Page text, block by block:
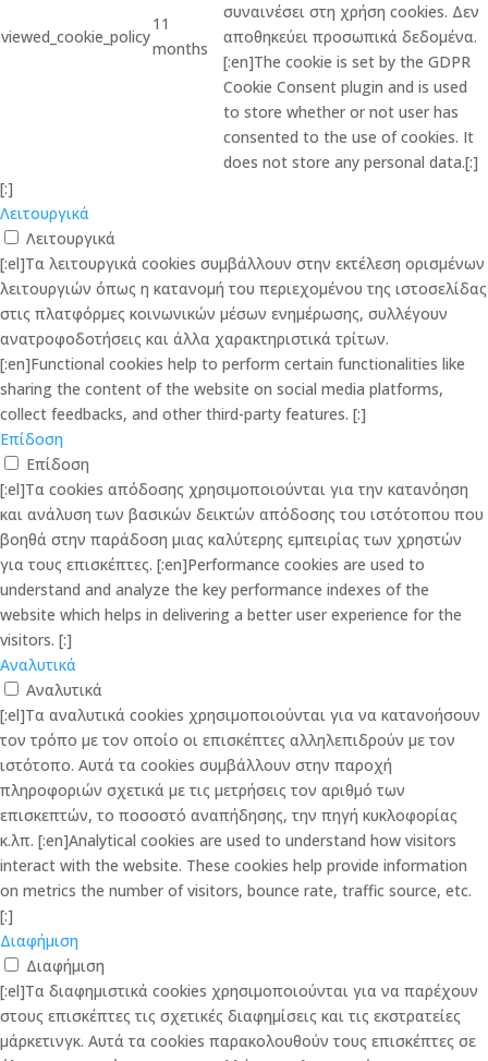
viewed_cookie_policy
11
months
συναινέσει στη χρήση cookies. Δεν
αποθηκεύει προσωπικά δεδομένα.
[:en]The cookie is set by the GDPR
Cookie Consent plugin and is used
to store whether or not user has
consented to the use of cookies. It
does not store any personal data.[:]
[:]
Λειτουργικά
Λειτουργικά
[:el]Τα λειτουργικά cookies συμβάλλουν στην εκτέλεση ορισμένων
λειτουργιών όπως η κατανομή του περιεχομένου της ιστοσελίδας
στις πλατφόρμες κοινωνικών μέσων ενημέρωσης, συλλέγουν
ανατροφοδοτήσεις και άλλα χαρακτηριστικά τρίτων.
[:en]Functional cookies help to perform certain functionalities like
sharing the content of the website on social media platforms,
collect feedbacks, and other third-party features. [:]
Επίδοση
Επίδοση
[:el]Τα cookies απόδοσης χρησιμοποιούνται για την κατανόηση
και ανάλυση των βασικών δεικτών απόδοσης του ιστότοπου που
βοηθά στην παράδοση μιας καλύτερης εμπειρίας των χρηστών
για τους επισκέπτες. [:en]Performance cookies are used to
understand and analyze the key performance indexes of the
website which helps in delivering a better user experience for the
visitors. [:]
Αναλυτικά
Αναλυτικά
[:el]Τα αναλυτικά cookies χρησιμοποιούνται για να κατανοήσουν
τον τρόπο με τον οποίο οι επισκέπτες αλληλεπιδρούν με τον
ιστότοπο. Αυτά τα cookies συμβάλλουν στην παροχή
πληροφοριών σχετικά με τις μετρήσεις τον αριθμό των
επισκεπτών, το ποσοστό αναπήδησης, την πηγή κυκλοφορίας
κ.λπ. [:en]Analytical cookies are used to understand how visitors
interact with the website. These cookies help provide information
on metrics the number of visitors, bounce rate, traffic source, etc.
[:]
Διαφήμιση
Διαφήμιση
[:el]Τα διαφημιστικά cookies χρησιμοποιούνται για να παρέχουν
στους επισκέπτες τις σχετικές διαφημίσεις και τις εκστρατείες
μάρκετινγκ. Αυτά τα cookies παρακολουθούν τους επισκέπτες σε